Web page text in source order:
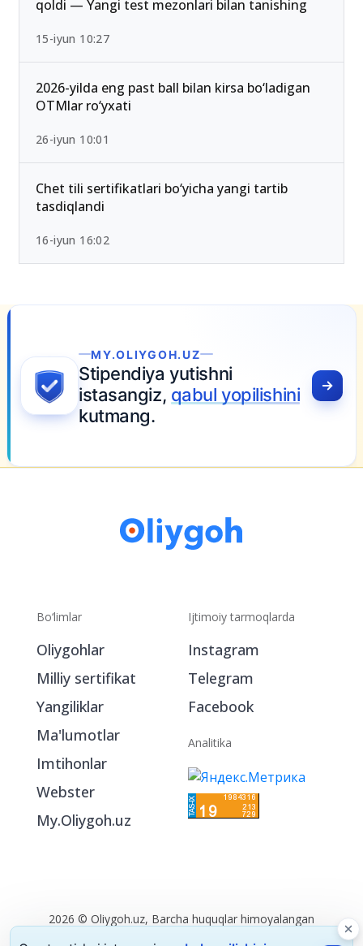
qoldi — Yangi test mezonlari bilan tanishing
15-iyun 10:27
2026-yilda eng past ball bilan kirsa bo‘ladigan
OTMlar ro‘yxati
26-iyun 10:01
Chet tili sertifikatlari bo‘yicha yangi tartib
tasdiqlandi
16-iyun 16:02
Bo‘limlar
Oliygohlar
Imtihonlar
Ijtimoiy tarmoqlarda
Telegram
Facebook
Analitika